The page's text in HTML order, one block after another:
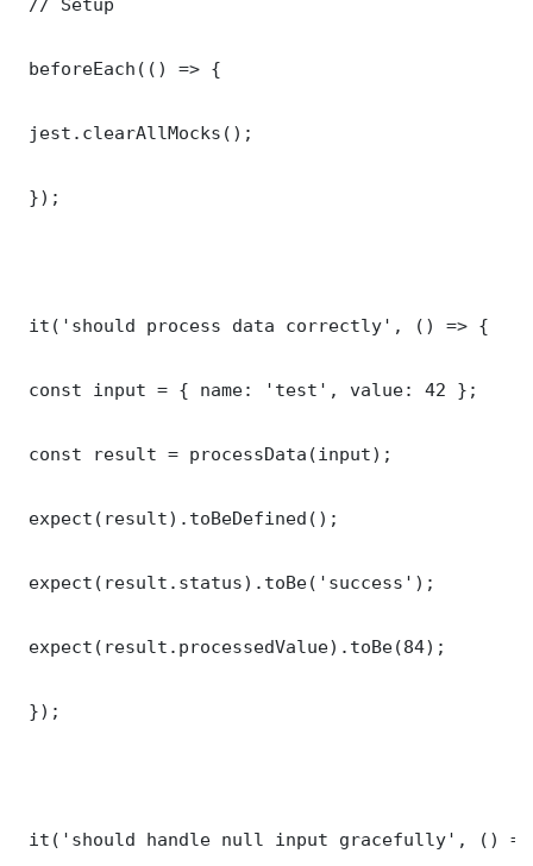
beforeEach(() => {
jest.clearAllMocks();
});
it('should process data correctly', () => {
const input = { name: 'test', value: 42 };
const result = processData(input);
expect(result).toBeDefined();
expect(result.status).toBe('success');
expect(result.processedValue).toBe(84);
});
it('should handle null input gracefully', ()